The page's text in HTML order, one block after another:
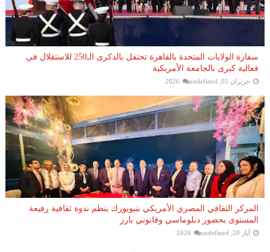
سفارة الولايات المتحدة بالقاهرة تحتفل بالذكرى الـ250 للاستقلال في
فعالية كبرى بالجامعة الأمريكية
حزيران 05, 2026 undefined
المركز الثقافي المصري الأمريكي بنيويورك ينظم ندوة ثقافية رفيعة
المستوى بحضور دبلوماسي وقانوني بارز
أيار 20, 2026 undefined